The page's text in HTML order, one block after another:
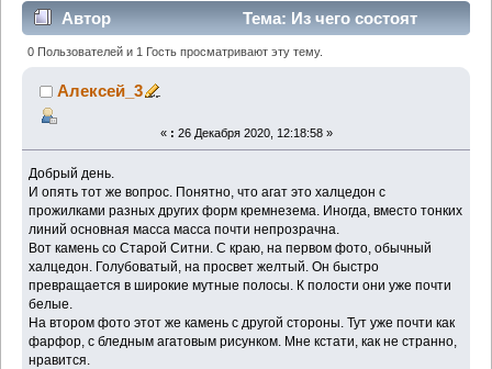
Автор
Тема: Из чего состоят
агаты (Прочитано 4006 раз)
0 Пользователей и 1 Гость просматривают эту тему.
Алексей_3
« : 26 Декабря 2020, 12:18:58 »
Добрый день.
И опять тот же вопрос. Понятно, что агат это халцедон с
прожилками разных других форм кремнезема. Иногда, вместо тонких
линий основная масса масса почти непрозрачна.
Вот камень со Старой Ситни. С краю, на первом фото, обычный
халцедон. Голубоватый, на просвет желтый. Он быстро
превращается в широкие мутные полосы. К полости они уже почти
белые.
На втором фото этот же камень с другой стороны. Тут уже почти как
фарфор, с бледным агатовым рисунком. Мне кстати, как не странно,
нравится.